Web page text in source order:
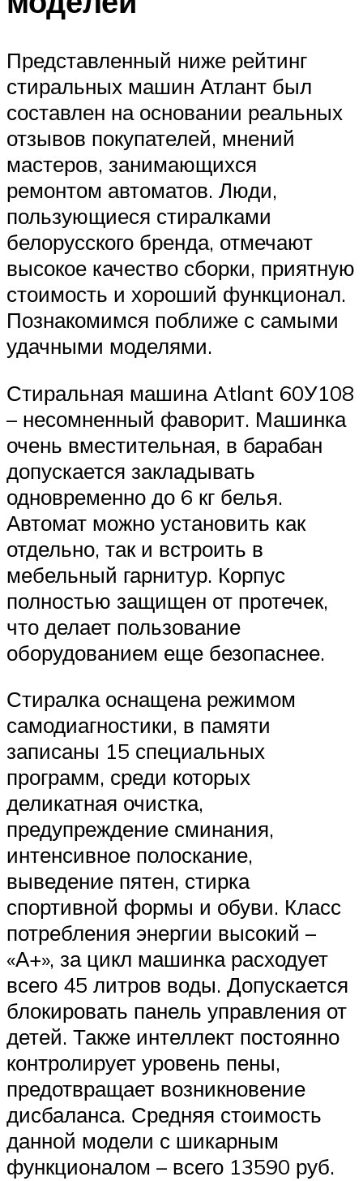
Представленный ниже рейтинг
стиральных машин Атлант был
составлен на основании реальных
отзывов покупателей, мнений
мастеров, занимающихся
ремонтом автоматов. Люди,
пользующиеся стиралками
белорусского бренда, отмечают
высокое качество сборки, приятную
стоимость и хороший функционал.
Познакомимся поближе с самыми
удачными моделями.
Стиральная машина Atlant 60У108
– несомненный фаворит. Машинка
очень вместительная, в барабан
допускается закладывать
одновременно до 6 кг белья.
Автомат можно установить как
отдельно, так и встроить в
мебельный гарнитур. Корпус
полностью защищен от протечек,
что делает пользование
оборудованием еще безопаснее.
Стиралка оснащена режимом
самодиагностики, в памяти
записаны 15 специальных
программ, среди которых
деликатная очистка,
предупреждение сминания,
интенсивное полоскание,
выведение пятен, стирка
спортивной формы и обуви. Класс
потребления энергии высокий –
«А+», за цикл машинка расходует
всего 45 литров воды. Допускается
блокировать панель управления от
детей. Также интеллект постоянно
контролирует уровень пены,
предотвращает возникновение
дисбаланса. Средняя стоимость
данной модели с шикарным
функционалом – всего 13590 руб.